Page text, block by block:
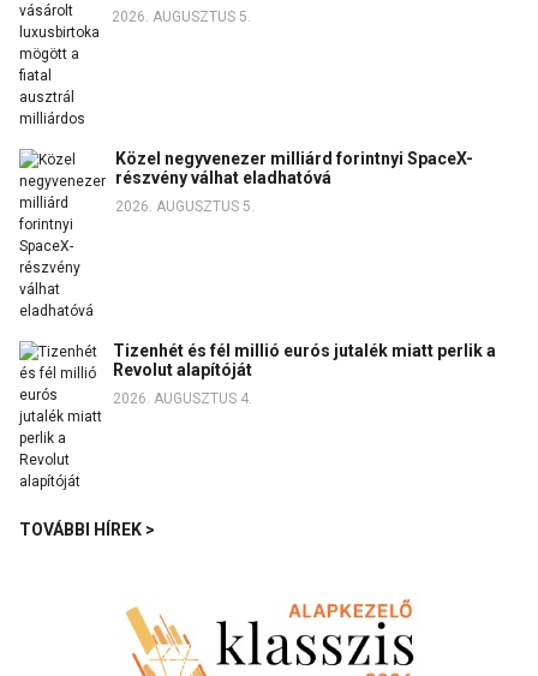
2026. AUGUSZTUS 5.
Közel negyvenezer milliárd forintnyi SpaceX-
részvény válhat eladhatóvá
2026. AUGUSZTUS 5.
Tizenhét és fél millió eurós jutalék miatt perlik a
Revolut alapítóját
2026. AUGUSZTUS 4.
TOVÁBBI HÍREK >